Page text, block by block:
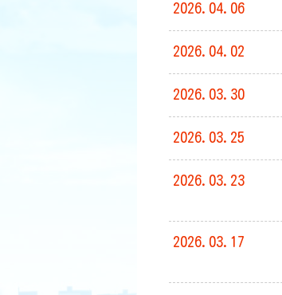
2026.04.06
2026.04.02
2026.03.30
2026.03.25
2026.03.23
2026.03.17